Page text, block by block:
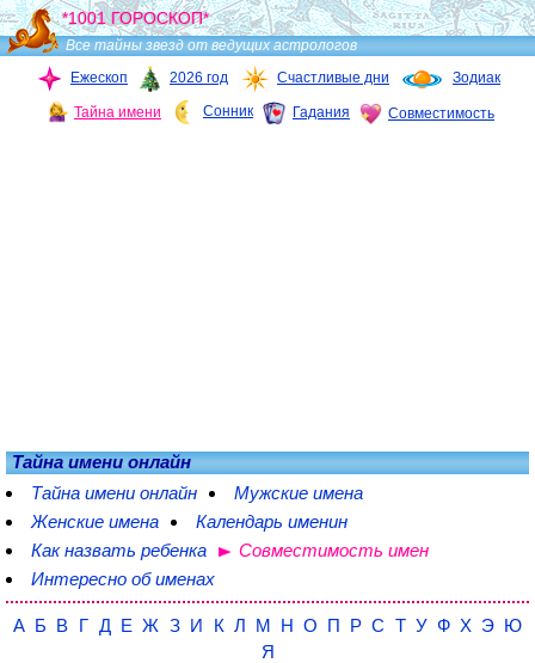
*1001 ГОРОСКОП*
Все тайны звезд от ведущих астрологов
Ежескоп
2026 год Счастливые дни Зодиак
Тайна имени Сонник Гадания Совместимость
Тайна имени онлайн
Тайна имени онлайн
Мужские имена
Женские имена
Календарь именин
Как назвать ребенка
Совместимость имен
Интересно об именах
А Б В Г Д Е Ж З И К Л М Н О П Р С Т У Ф Х Э Ю
Я